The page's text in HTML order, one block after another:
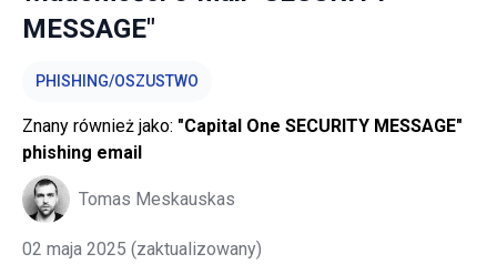
MESSAGE"
PHISHING/OSZUSTWO
Znany również jako: "Capital One SECURITY MESSAGE"
phishing email
Tomas Meskauskas
02 maja 2025 (zaktualizowany)